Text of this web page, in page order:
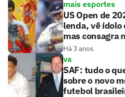
mais esportes
US Open de
lenda, vê ídolo
mas consagra
Há 3 anos
va
SAF: tudo o
sobre o novo
futebol